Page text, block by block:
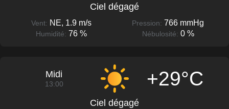
Ciel dégagé
Vent: NE, 1.9 m/s Pression: 766 mmHg
Humidité: 76 % Nébulosité: 0 %
Midi
13:00 +29°C
Ciel dégagé